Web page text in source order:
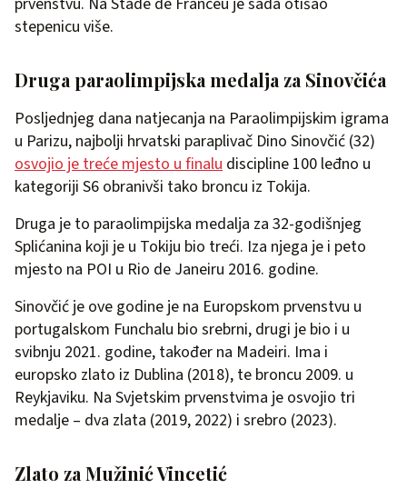
stepenicu više.
Druga paraolimpijska medalja za Sinovčića
Posljednjeg dana natjecanja na Paraolimpijskim igrama
u Parizu, najbolji hrvatski paraplivač Dino Sinovčić (32)
osvojio je treće mjesto u finalu discipline 100 leđno u
kategoriji S6 obranivši tako broncu iz Tokija.
Druga je to paraolimpijska medalja za 32-godišnjeg
Splićanina koji je u Tokiju bio treći. Iza njega je i peto
mjesto na POI u Rio de Janeiru 2016. godine.
Sinovčić je ove godine je na Europskom prvenstvu u
portugalskom Funchalu bio srebrni, drugi je bio i u
svibnju 2021. godine, također na Madeiri. Ima i
europsko zlato iz Dublina (2018), te broncu 2009. u
Reykjaviku. Na Svjetskim prvenstvima je osvojio tri
medalje – dva zlata (2019, 2022) i srebro (2023).
Zlato za Mužinić Vincetić